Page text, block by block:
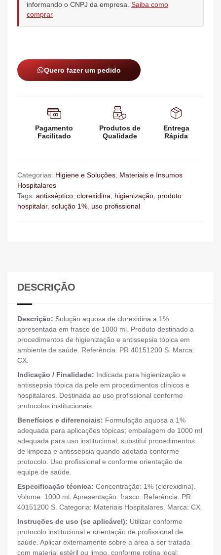
informando o CNPJ da empresa. Saiba como
comprar
Quero fazer um pedido
Pagamento
Facilitado
Produtos de
Qualidade
Entrega
Rápida
Categorias: Higiene e Soluções, Materiais e Insumos
Hospitalares
Tags: antisséptico, clorexidina, higienização, produto
hospitalar, solução 1%, uso profissional
DESCRIÇÃO
Descrição: Solução aquosa de clorexidina a 1%
apresentada em frasco de 1000 ml. Produto destinado a
procedimentos de higienização e antissepsia tópica em
ambiente de saúde. Referência: PR 40151200 S. Marca:
CX.
Indicação / Finalidade: Indicada para higienização e
antissepsia tópica da pele em procedimentos clínicos e
hospitalares. Destinada ao uso profissional conforme
protocolos institucionais.
Benefícios e diferenciais: Formulação aquosa a 1%
adequada para aplicações tópicas; embalagem de 1000 ml
adequada para uso institucional; substitui procedimentos
de limpeza e antissepsia quando adotada conforme
protocolo. Uso profissional e conforme orientação de
equipe de saúde.
Especificação técnica: Concentração: 1% (clorexidina).
Volume: 1000 ml. Apresentação: frasco. Referência: PR
40151200 S. Categoria: Materiais Hospitalares. Marca: CX.
Instruções de uso (se aplicável): Utilizar conforme
protocolo institucional e orientação de profissional de
saúde. Aplicar externamente sobre a área a ser tratada
com material estéril ou limpo, conforme rotina local;